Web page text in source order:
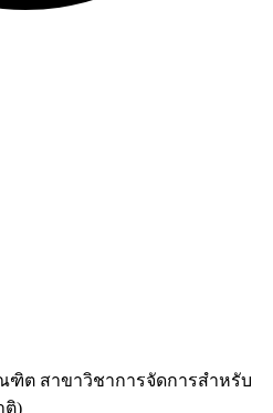
ต สาขาวิชาการจัดการสำหรับ
ติ)